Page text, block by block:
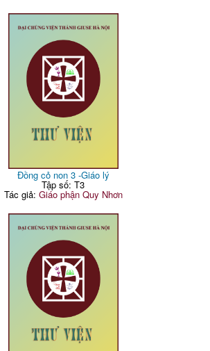
Đồng cỏ non 3 -Giáo lý
Tập số: T3
Tác giả: Giáo phận Quy Nhơn